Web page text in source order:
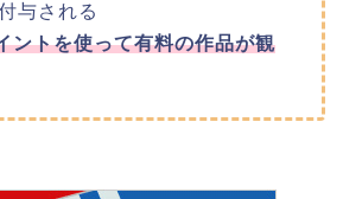
与される
ントを使って有料の作品が観